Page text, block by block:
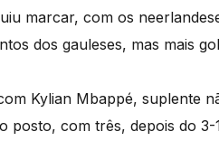
marcar, com os
dos gauleses, mas mais
Kylian Mbappé, suplente
posto, com três, depois do